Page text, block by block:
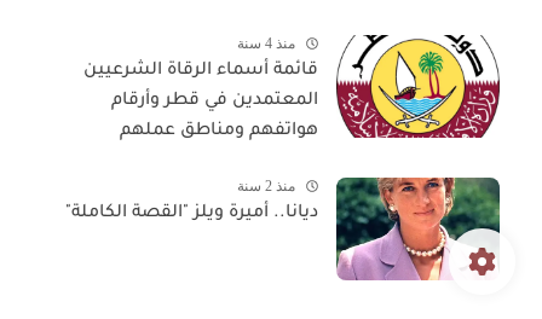
منذ 4 سنة
قائمة أسماء الرقاة الشرعيين
المعتمدين في قطر وأرقام
هواتفهم ومناطق عملهم
منذ 2 سنة
ديانا.. أميرة ويلز "القصة الكاملة"